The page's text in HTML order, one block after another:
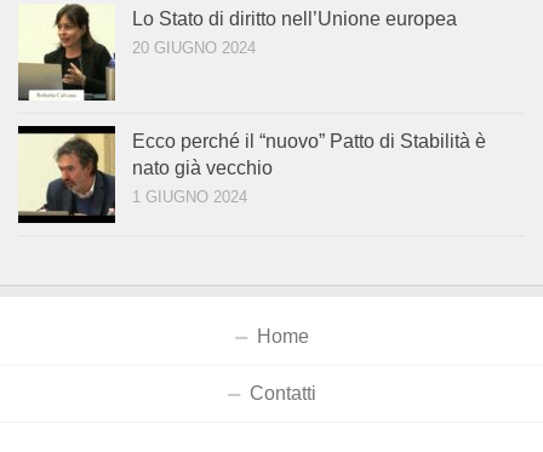
Lo Stato di diritto nell’Unione europea
20 GIUGNO 2024
Ecco perché il “nuovo” Patto di Stabilità è
nato già vecchio
1 GIUGNO 2024
Home
Contatti